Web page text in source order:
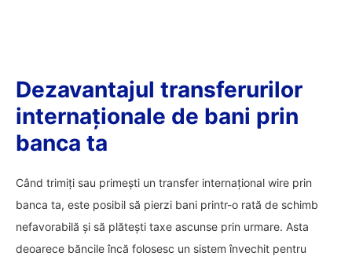
Dezavantajul transferurilor
internaționale de bani prin
banca ta
Când trimiți sau primești un transfer internațional wire prin
banca ta, este posibil să pierzi bani printr-o rată de schimb
nefavorabilă și să plătești taxe ascunse prin urmare. Asta
deoarece băncile încă folosesc un sistem învechit pentru